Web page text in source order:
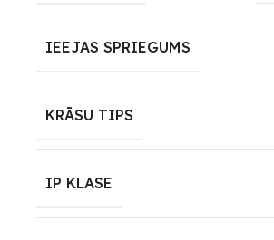
IEEJAS SPRIEGUMS
KRĀSU TIPS
IP KLASE